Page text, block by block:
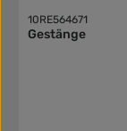
10RE564671
Gestänge